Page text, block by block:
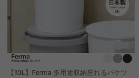
【10L】Ferma 多用途収納座れるバケツ